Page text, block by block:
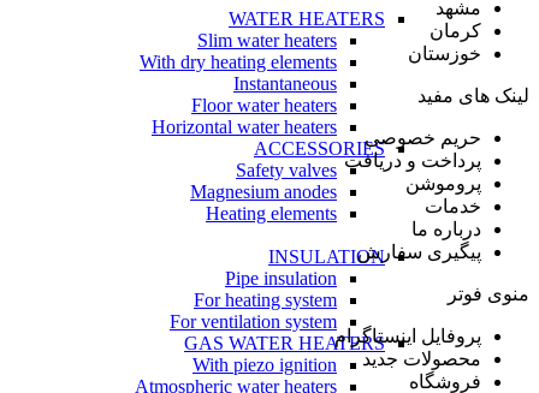
WATER HEATERS
Slim water heaters
With dry heating elements
Instantaneous
Floor water heaters
Horizontal water heaters
ACCESSORIES
Safety valves
Magnesium anodes
Heating elements
INSULATION
Pipe insulation
For heating system
For ventilation system
GAS WATER HEATERS
With piezo ignition
Atmospheric water heaters
مشهد
کرمان
خوزستان
لینک های مفید
حریم خصوصی
پرداخت و دریافت
پروموشن
خدمات
درباره ما
پیگیری سفارش
منوی فوتر
پروفایل اینستاگرام
محصولات جدید
فروشگاه